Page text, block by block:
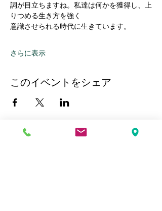
詞が目立ちますね。私達は何かを獲得し、上
りつめる生き方を強く
意識させられる時代に生きています。
さらに表示
このイベントをシェア